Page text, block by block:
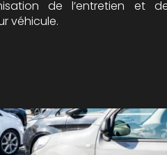
de l’entretien et
véhicule.